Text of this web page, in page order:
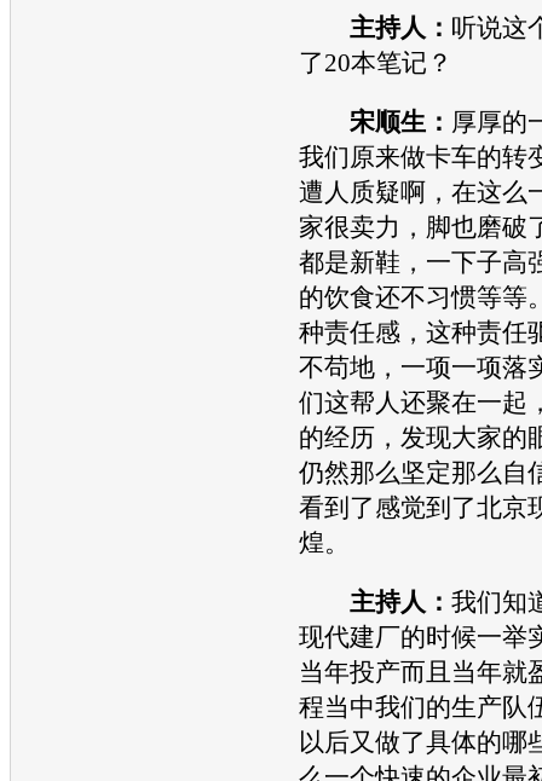
主持人： 听说这
了20本笔记？
宋顺生： 厚厚的
我们原来做卡车的转
遭人质疑啊，在这么
家很卖力，脚也磨破
都是新鞋，一下子高
的饮食还不习惯等等
种责任感，这种责任
不苟地，一项一项落
们这帮人还聚在一起
的经历，发现大家的
仍然那么坚定那么自
看到了感觉到了北京
煌。
主持人： 我们知
现代建厂的时候一举
当年投产而且当年就
程当中我们的生产队
以后又做了具体的哪